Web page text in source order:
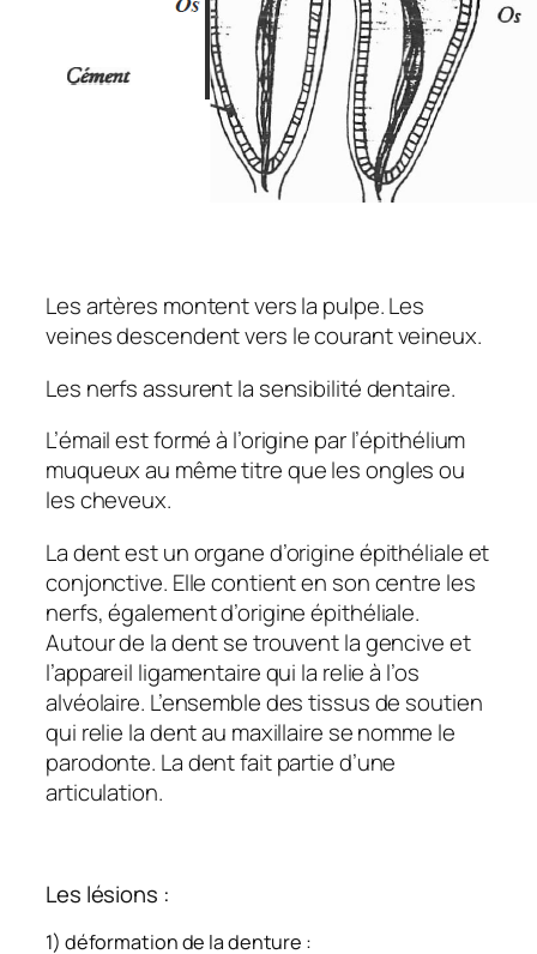
Les artères montent vers la pulpe. Les
veines descendent vers le courant veineux.
Les nerfs assurent la sensibilité dentaire.
L’émail est formé à l’origine par l’épithélium
muqueux au même titre que les ongles ou
les cheveux.
La dent est un organe d’origine épithéliale et
conjonctive. Elle contient en son centre les
nerfs, également d’origine épithéliale.
Autour de la dent se trouvent la gencive et
l’appareil ligamentaire qui la relie à l’os
alvéolaire. L’ensemble des tissus de soutien
qui relie la dent au maxillaire se nomme le
parodonte. La dent fait partie d’une
articulation.
Les lésions :
1) déformation de la denture :